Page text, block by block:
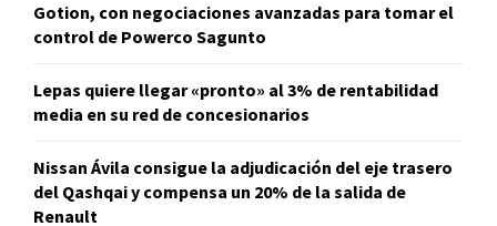
Gotion, con negociaciones avanzadas para tomar el
control de Powerco Sagunto
Lepas quiere llegar «pronto» al 3% de rentabilidad
media en su red de concesionarios
Nissan Ávila consigue la adjudicación del eje trasero
del Qashqai y compensa un 20% de la salida de
Renault